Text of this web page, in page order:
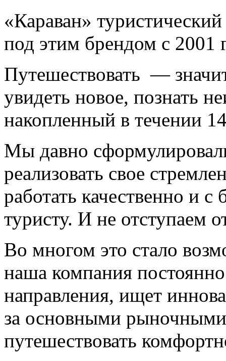
«Караван»
под этим брендом с 2001
Путешествовать —
увидеть новое, познать
накопленный в течении
Мы давно
реализовать свое
работать качественно и
туристу. И не отступаем
Во многом это стало
наша компания
направления, ищет
за основными
путешествовать